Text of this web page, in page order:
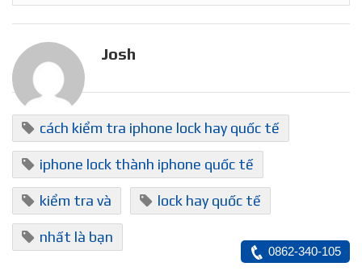
Josh
cách kiểm tra iphone lock hay quốc tế
iphone lock thành iphone quốc tế
kiểm tra và lock hay quốc tế
nhất là bạn
0862-340-105